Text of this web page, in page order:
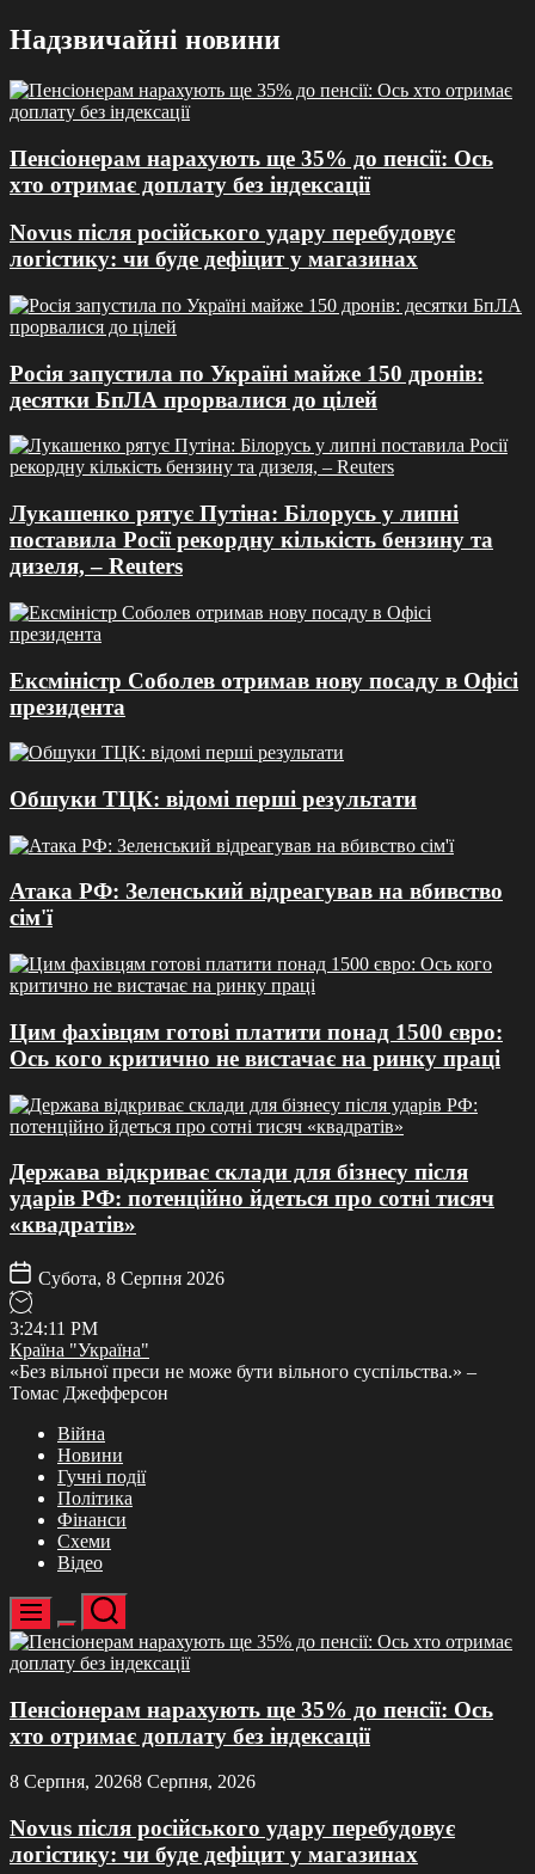
Перейти
до
вмісту
Надзвичайні новини
Пенсіонерам нарахують ще 35% до пенсії: Ось
хто отримає доплату без індексації
Novus після російського удару перебудовує
логістику: чи буде дефіцит у магазинах
Росія запустила по Україні майже 150 дронів:
десятки БпЛА прорвалися до цілей
Лукашенко рятує Путіна: Білорусь у липні
поставила Росії рекордну кількість бензину та
дизеля, – Reuters
Ексміністр Соболев отримав нову посаду в Офісі
президента
Обшуки ТЦК: відомі перші результати
Атака РФ: Зеленський відреагував на вбивство
сім'ї
Цим фахівцям готові платити понад 1500 євро:
Ось кого критично не вистачає на ринку праці
Держава відкриває склади для бізнесу після
ударів РФ: потенційно йдеться про сотні тисяч
«квадратів»
Субота, 8 Серпня 2026
3:24:11 PM
Країна "Україна"
«Без вільної преси не може бути вільного суспільства.» –
Томас Джефферсон
Війна
Новини
Гучні події
Політика
Фінанси
Схеми
Відео
Меню
Перемикач
кольорового
режиму
Пошук
Пенсіонерам нарахують ще 35% до пенсії: Ось
хто отримає доплату без індексації
8 Серпня, 20268 Серпня, 2026
Novus після російського удару перебудовує
логістику: чи буде дефіцит у магазинах